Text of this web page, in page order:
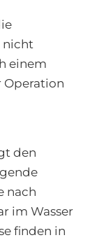
nicht
einem
Operation
den
nach
im Wasser
finden in